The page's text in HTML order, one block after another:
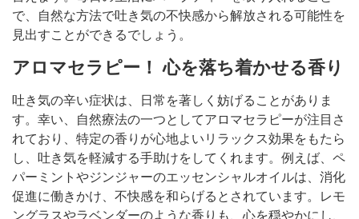
で、自然な方法で吐き気の不快感から解放される可能性を
見出すことができるでしょう。
アロマセラピー！ 心を落ち着かせる香り
吐き気の辛い症状は、日常を著しく妨げることがありま
す。幸い、自然療法の一つとしてアロマセラピーが注目さ
れており、特定の香りが心地よいリラックス効果をもたら
し、吐き気を軽減する手助けをしてくれます。例えば、ペ
パーミントやジンジャーのエッセンシャルオイルは、消化
促進に働きかけ、不快感を和らげるとされています。レモ
ングラスやラベンダーのような香りも、心を穏やかにし、